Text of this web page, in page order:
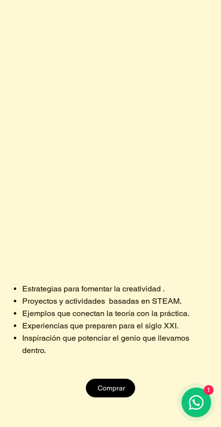
Estrategias para fomentar la creatividad .
Proyectos y actividades basadas en STEAM.
Ejemplos que conectan la teoría con la práctica.
Experiencias que preparen para el siglo XXI.
Inspiración que potenciar el genio que llevamos
dentro.
Comprar 1